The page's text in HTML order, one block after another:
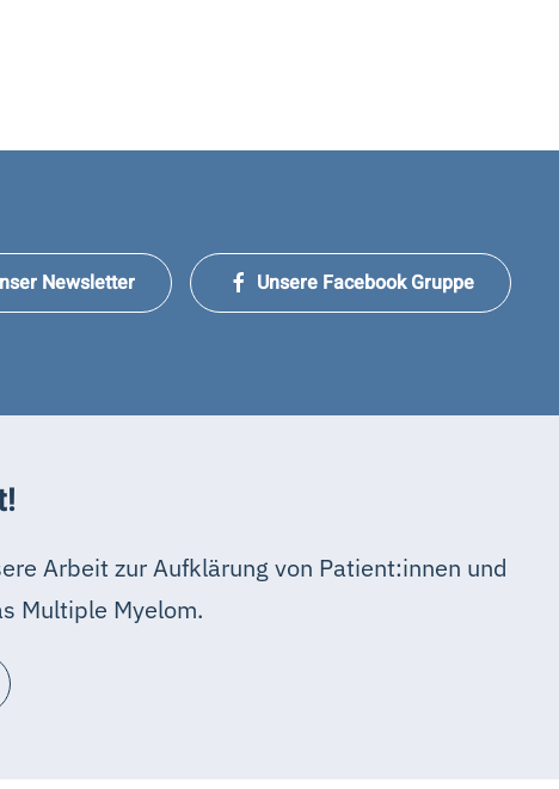
Newsletter Unsere Facebook Gruppe
Arbeit zur Aufklärung von Patient:innen und
Multiple Myelom.